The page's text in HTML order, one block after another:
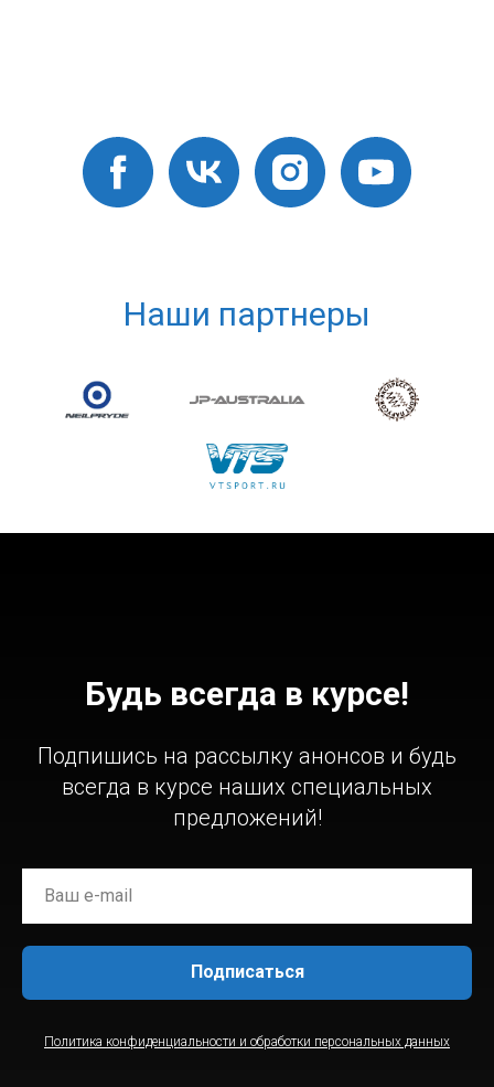
Наши партнеры
Будь всегда в курсе!
Подпишись на рассылку анонсов и будь
всегда в курсе наших специальных
предложений!
Подписаться
Политика конфиденциальности и обработки персональных данных